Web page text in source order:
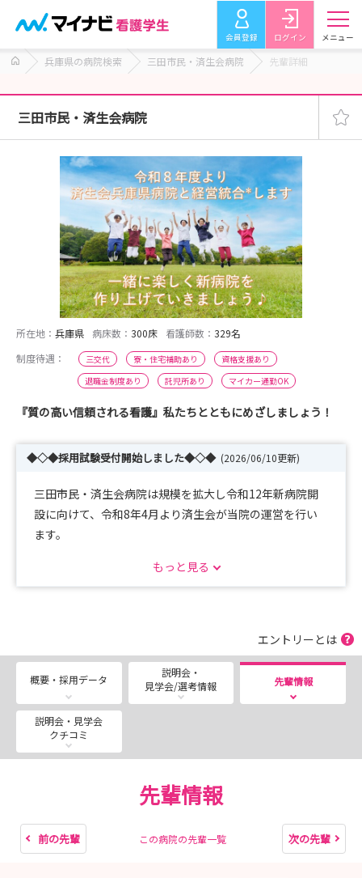
会員登録 ログイン メニュー
兵庫県の病院検索 三田市民・済生会病院 先輩詳細
三田市民・済生会病院
所在地： 兵庫県 病床数： 300床 看護師数： 329名
制度待遇：
三交代 寮・住宅補助あり
資格支援あり
退職金制度あり
託児所あり マイカー通勤OK
『質の高い信頼される看護』私たちとともにめざしましょう！
◆◇◆採用試験受付開始しました◆◇◆ (2026/06/10更新)
三田市民・済生会病院は規模を拡大し令和12年新病院開
設に向けて、令和8年4月より済生会が当院の運営を行い
ます。
（日程）本年度の採用は終了しました
◆◇◆インターンシップ◆◇◆
2026年7月25日（土）、8月8日（土）、10月10日（土）
＊インターンシップは上記日程で開催予定です！！
お越しください。
もっと見る
エントリーとは
概要・採用データ
説明会・
見学会/選考情報
先輩情報
説明会・見学会
クチコミ
先輩情報
前の先輩 この病院の先輩一覧 次の先輩